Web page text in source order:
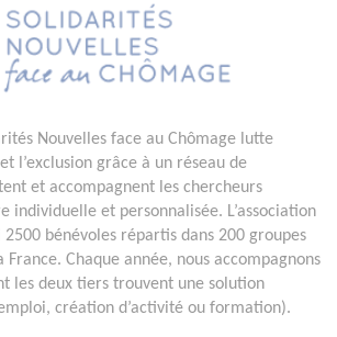
Nouvelles face au Chômage lutte
l’exclusion grâce à un réseau de
et accompagnent les chercheurs
individuelle et personnalisée. L’association
bénévoles répartis dans 200 groupes
France. Chaque année, nous accompagnons
les deux tiers trouvent une solution
création d’activité ou formation).